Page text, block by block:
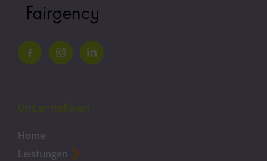
Unternehmen
Home
Leistungen